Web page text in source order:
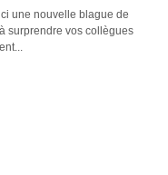
une nouvelle blague de
surprendre vos collègues